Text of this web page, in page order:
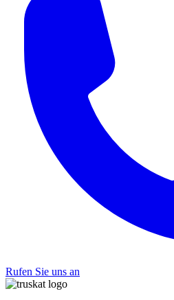
Rufen Sie uns an